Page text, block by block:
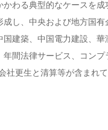
わる典型的なケースを
し、中央および地方国
建築、中国電力建設、
間法律サービス、コン
更生と清算等が含まれて